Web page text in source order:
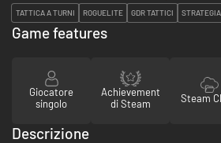
TATTICA A TURNI ROGUELITE GDR TATTICI
Game features
Giocatore
singolo
Achievement
di Steam
Steam
Descrizione